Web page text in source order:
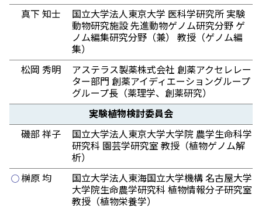
真下 知士
国立大学法人東京大学 医科学研究所 実験
動物研究施設 先進動物ゲノム研究分野 ゲ
ノム編集研究分野（兼） 教授（ゲノム編
集）
松岡 秀明
アステラス製薬株式会社 創薬アクセレレー
ター部門 創薬アイディエーショングループ
グループ長（薬理学、創薬研究）
実験植物検討委員会
磯部 祥子
国立大学法人東京大学大学院 農学生命科学
研究科 園芸学研究室 教授（植物ゲノム解
析）
◯ 榊原 均
国立大学法人東海国立大学機構 名古屋大学
大学院生命農学研究科 植物情報分子研究室
教授（植物栄養学）